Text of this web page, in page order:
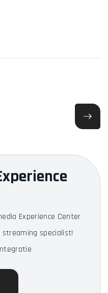
Experience Center
specialist!